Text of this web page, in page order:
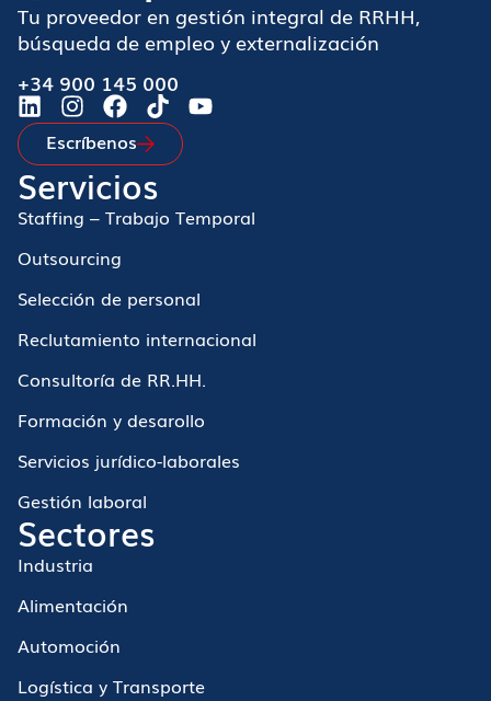
Tu proveedor en gestión integral de RRHH,
búsqueda de empleo y externalización
+34 900 145 000
Escríbenos
Servicios
Staffing – Trabajo Temporal
Outsourcing
Selección de personal
Reclutamiento internacional
Consultoría de RR.HH.
Formación y desarollo
Servicios jurídico-laborales
Gestión laboral
Sectores
Industria
Alimentación
Automoción
Logística y Transporte